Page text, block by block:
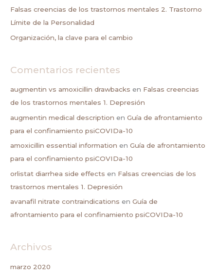
Falsas creencias de los trastornos mentales 2. Trastorno
Límite de la Personalidad
Organización, la clave para el cambio
Comentarios recientes
augmentin vs amoxicillin drawbacks en Falsas creencias
de los trastornos mentales 1. Depresión
augmentin medical description enGuía de afrontamiento
para el confinamiento psiCOVIDa-10
amoxicillin essential information enGuía de afrontamiento
para el confinamiento psiCOVIDa-10
orlistat diarrhea side effects en Falsas creencias de los
trastornos mentales 1. Depresión
avanafil nitrate contraindications enGuía de
afrontamiento para el confinamiento psiCOVIDa-10
Archivos
marzo 2020